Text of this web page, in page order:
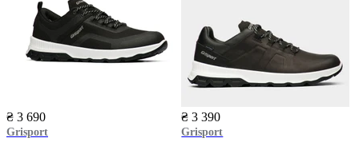
₴ 3 690
Grisport
₴ 3 390
Grisport